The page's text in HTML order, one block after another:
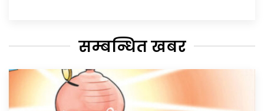
सम्बन्धित खबर